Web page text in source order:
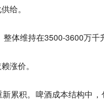
给。
体维持在3500-3600万千
涨价。
累积。啤酒成本结构中